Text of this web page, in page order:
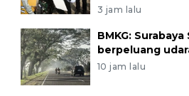
3 jam lalu
BMKG:
berpeluang
10 jam lalu